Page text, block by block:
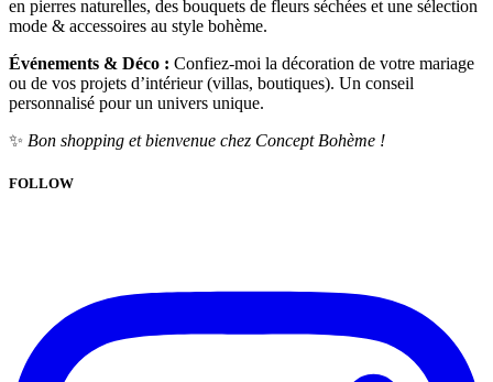
en pierres naturelles, des bouquets de fleurs séchées et une sélection
mode & accessoires au style bohème.
Événements & Déco : Confiez-moi la décoration de votre mariage
ou de vos projets d’intérieur (villas, boutiques). Un conseil
personnalisé pour un univers unique.
✨ Bon shopping et bienvenue chez Concept Bohème !
FOLLOW